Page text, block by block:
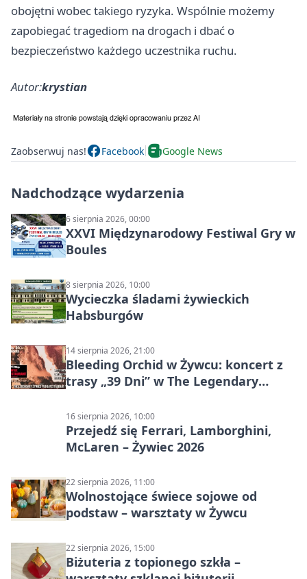
obojętni wobec takiego ryzyka. Wspólnie możemy
zapobiegać tragediom na drogach i dbać o
bezpieczeństwo każdego uczestnika ruchu.
Autor:krystian
Zaobserwuj nas! Facebook Google News
Nadchodzące wydarzenia
6 sierpnia 2026, 00:00
XXVI Międzynarodowy Festiwal Gry w
Boules
8 sierpnia 2026, 10:00
Wycieczka śladami żywieckich
Habsburgów
14 sierpnia 2026, 21:00
Bleeding Orchid w Żywcu: koncert z
trasy „39 Dni” w The Legendary
16 sierpnia 2026, 10:00
Przejedź się Ferrari, Lamborghini,
McLaren – Żywiec 2026
22 sierpnia 2026, 11:00
Wolnostojące świece sojowe od
podstaw – warsztaty w Żywcu
22 sierpnia 2026, 15:00
Biżuteria z topionego szkła –